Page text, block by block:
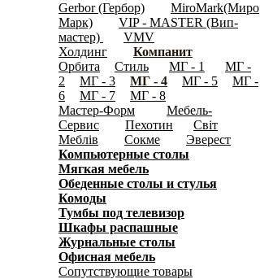
Gerbor (Гербор)
MiroMark(Миро
Марк)
VIP - MASTER (Вип-
мастер)
VMV
Холдинг
Компанит
Орбита Стиль МГ - 1
МГ -
2
МГ - 3 МГ - 4 МГ - 5
МГ -
6
МГ - 7 МГ - 8
Мастер-Форм
Мебель-
Сервис
Пехотин
Світ
Меблів
Сокме Эверест
Компьютерные столы
Мягкая мебель
Обеденные cтолы и стулья
Комоды
Тумбы под телевизор
Шкафы распашные
Журнальные столы
Офисная мебель
Сопутствующие товары